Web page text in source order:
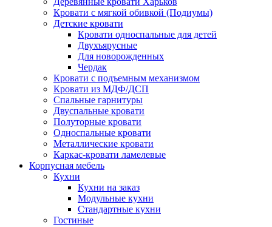
Кровати с мягкой обивкой (Подиумы)
Детские кровати
Кровати односпальные для детей
Двухъярусные
Для новорожденных
Чердак
Кровати с подъемным механизмом
Кровати из МДФ/ДСП
Спальные гарнитуры
Двуспальные кровати
Полуторные кровати
Односпальные кровати
Металлические кровати
Каркас-кровати ламелевые
Корпусная мебель
Кухни
Кухни на заказ
Модульные кухни
Стандартные кухни
Гостиные